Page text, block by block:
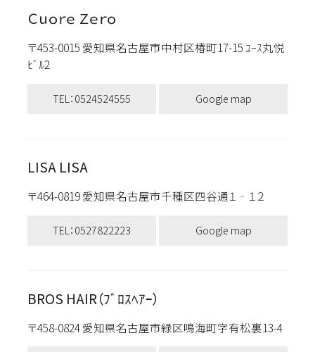
Ｃｕｏｒｅ Ｚｅｒｏ
〒453-0015 愛知県名古屋市中村区椿町17-15 ﾕｰｽ丸悦
ﾋﾞﾙ2
TEL：0524524555 Google map
LISA LISA
〒464-0819 愛知県名古屋市千種区四谷通１‐１２
TEL：0527822223 Google map
BROS HAIR（ﾌﾞﾛｽﾍｱｰ）
〒458-0824 愛知県名古屋市緑区鳴海町字有松裏13-4